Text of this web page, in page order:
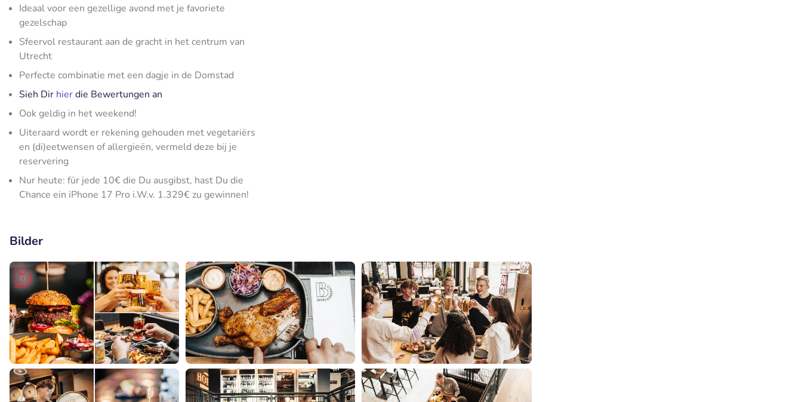
Ideaal voor een gezellige avond met je favoriete
gezelschap
Sfeervol restaurant aan de gracht in het centrum van
Utrecht
Perfecte combinatie met een dagje in de Domstad
Sieh Dir hierdie Bewertungen an
Ook geldig in het weekend!
Uiteraard wordt er rekening gehouden met vegetariërs
en (di)eetwensen of allergieën, vermeld deze bij je
reservering
Nur heute: für jede 10€ die Du ausgibst, hast Du die
Chance ein iPhone 17 Pro i.W.v. 1.329€ zu gewinnen!
Bilder